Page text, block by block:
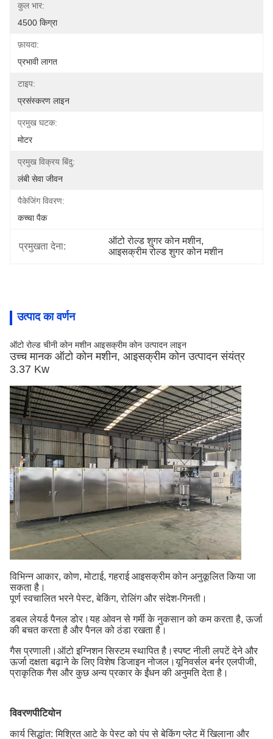
कुल भार:
4500 किग्रा
फ़ायदा:
प्रभावी लागत
टाइप:
प्रसंस्करण लाइन
प्रमुख घटक:
मोटर
प्रमुख विक्रय बिंदु:
लंबी सेवा जीवन
पैकेजिंग विवरण:
कच्चा पैक
प्रमुखता देना:
ऑटो रोल्ड शुगर कोन मशीन,
आइसक्रीम रोल्ड शुगर कोन मशीन
उत्पाद का वर्णन
ऑटो रोल्ड चीनी कोन मशीन आइसक्रीम कोन उत्पादन लाइन
उच्च मानक ऑटो कोन मशीन, आइसक्रीम कोन उत्पादन संयंत्र
3.37 Kw
विभिन्न आकार, कोण, मोटाई, गहराई आइसक्रीम कोन अनुकूलित किया जा
सकता है।
पूर्ण स्वचालित भरने पेस्ट, बेकिंग, रोलिंग और संदेश-गिनती।
डबल लेयर्ड पैनल डोर।यह ओवन से गर्मी के नुकसान को कम करता है, ऊर्जा
की बचत करता है और पैनल को ठंडा रखता है।
गैस प्रणाली।ऑटो इग्निशन सिस्टम स्थापित है।स्पष्ट नीली लपटें देने और
ऊर्जा दक्षता बढ़ाने के लिए विशेष डिजाइन नोजल।यूनिवर्सल बर्नर एलपीजी,
प्राकृतिक गैस और कुछ अन्य प्रकार के ईंधन की अनुमति देता है।
विवरणपीटियोन
कार्य सिद्धांत: मिश्रित आटे के पेस्ट को पंप से बेकिंग प्लेट में खिलाना और